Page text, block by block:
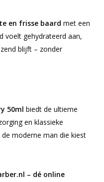
en frisse baard met een
voelt gehydrateerd aan,
blijft – zonder
50ml biedt de ultieme
en klassieke
moderne man die kiest
– dé online